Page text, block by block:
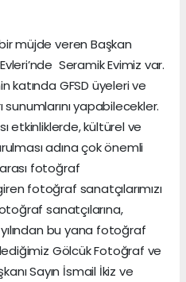
müjde veren Başkan
Seramik Evimiz var.
katında GFSD üyeleri ve
yapabilecekler.
etkinliklerde, kültürel ve
adına çok önemli
fotoğraf
fotoğraf sanatçılarımızı
sanatçılarına,
bu yana fotoğraf
Gölcük Fotoğraf ve
Sayın İsmail İkiz ve